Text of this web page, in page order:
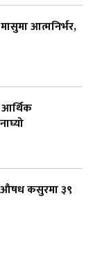
आत्मनिर्भर,
आर्थिक
औषध कसुरमा ३९